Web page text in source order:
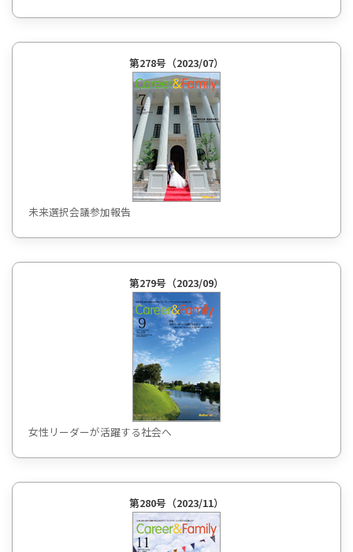
第278号（2023/07）
未来選択会議参加報告
第279号（2023/09）
女性リーダーが活躍する社会へ
第280号（2023/11）